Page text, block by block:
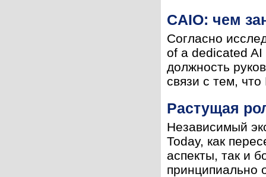
CAIO: чем
Согласно
of a dedicated
должность
связи с тем,
Растущая
Независимый
Today, как
аспекты, так и
принципиально